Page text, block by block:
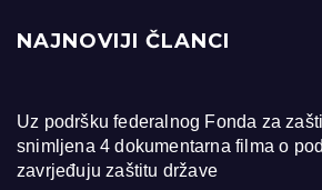
NAJNOVIJI ČLANCI
Uz podršku federalnog Fonda za
snimljena 4 dokumentarna filma o
zavrjeđuju zaštitu države